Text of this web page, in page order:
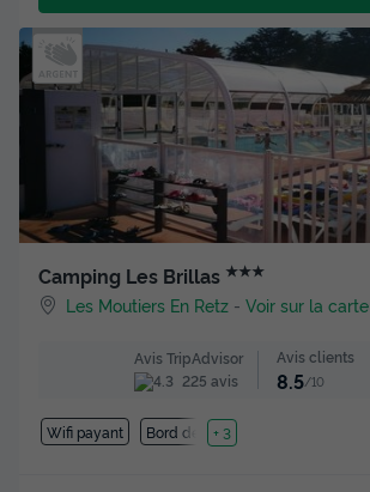
Camping Les Brillas ★★★
Les Moutiers En Retz -Voir sur la carte
Avis TripAdvisor
225 avis
Avis clients
8.5/10
Wifi payant Bord de mer
+ 3